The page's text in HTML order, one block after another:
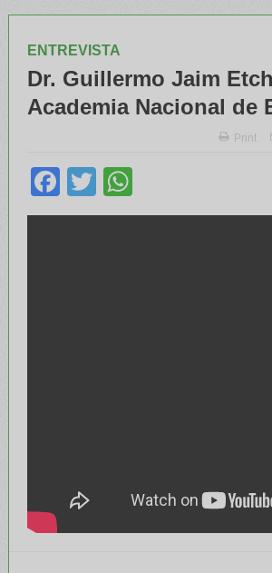
ENTREVISTA
Dr. Guillermo Jaim
Academia Nacional de
Print
Facebook
Twitter